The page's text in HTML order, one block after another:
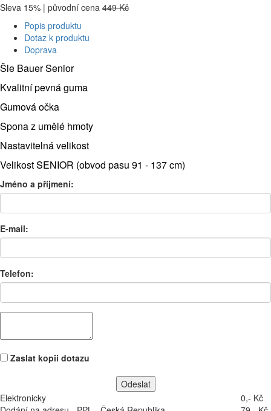
Sleva 15% | původní cena 449 Kč
Popis produktu
Dotaz k produktu
Doprava
Šle Bauer Senior
Kvalitní pevná guma
Gumová očka
Spona z umělé hmoty
Nastavitelná velikost
VelikostSENIOR (obvod pasu 91 - 137 cm)
Jméno a příjmení:
E-mail:
Telefon:
Zaslat kopii dotazu
Elektronicky
0,- Kč